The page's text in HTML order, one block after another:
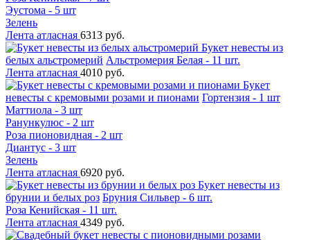
Эустома - 5 шт
Зелень
Лента атласная 6313 руб.
Букет невесты из
белых альстромерий Альстромерия Белая - 11 шт.
Лента атласная 4010 руб.
Букет
невесты с кремовыми розами и пионами Гортензия - 1 шт
Маттиола - 3 шт
Ранункулюс - 2 шт
Роза пионовидная - 2 шт
Диантус - 3 шт
Зелень
Лента атласная 6920 руб.
Букет невесты из
брунии и белых роз Бруния Сильвер - 6 шт.
Роза Кенийская - 11 шт.
Лента атласная 4349 руб.